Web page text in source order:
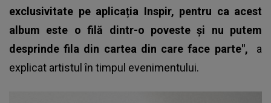
exclusivitate pe aplicația Inspir, pentru ca acest
album este o filă dintr-o poveste și nu putem
desprinde fila din cartea din care face parte",
a
explicat artistul în timpul evenimentului.